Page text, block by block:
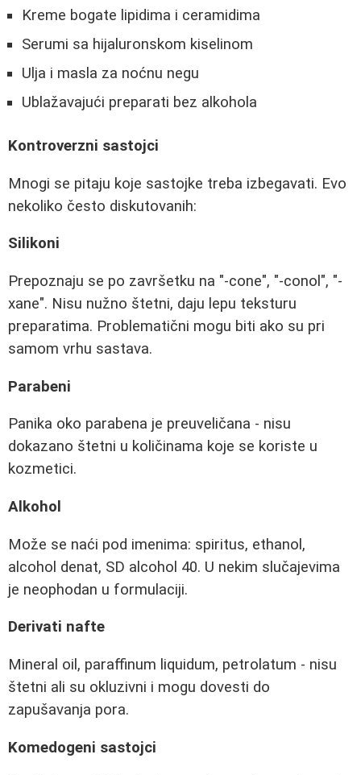
Kreme bogate lipidima i ceramidima
Serumi sa hijaluronskom kiselinom
Ulja i masla za noćnu negu
Ublažavajući preparati bez alkohola
Kontroverzni sastojci
Mnogi se pitaju koje sastojke treba izbegavati. Evo
nekoliko često diskutovanih:
Silikoni
Prepoznaju se po završetku na "-cone", "-conol", "-
xane". Nisu nužno štetni, daju lepu teksturu
preparatima. Problematični mogu biti ako su pri
samom vrhu sastava.
Parabeni
Panika oko parabena je preuveličana - nisu
dokazano štetni u količinama koje se koriste u
kozmetici.
Alkohol
Može se naći pod imenima: spiritus, ethanol,
alcohol denat, SD alcohol 40. U nekim slučajevima
je neophodan u formulaciji.
Derivati nafte
Mineral oil, paraffinum liquidum, petrolatum - nisu
štetni ali su okluzivni i mogu dovesti do
zapušavanja pora.
Komedogeni sastojci